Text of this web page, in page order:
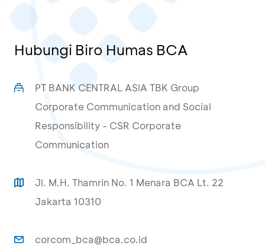
Hubungi Biro Humas BCA
PT BANK CENTRAL ASIA TBK Group
Corporate Communication and Social
Responsibility - CSR Corporate
Communication
Jl. M.H. Thamrin No. 1 Menara BCA Lt. 22
Jakarta 10310
corcom_bca@bca.co.id